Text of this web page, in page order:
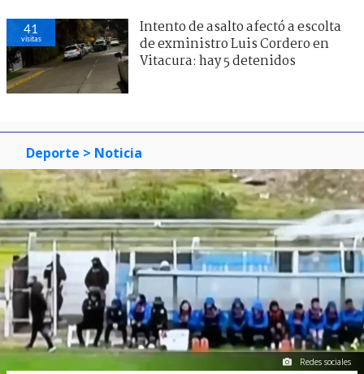
41
visitas
Intento de asalto afectó a escolta
de exministro Luis Cordero en
Vitacura: hay 5 detenidos
Deporte > Noticia
Redes sociales